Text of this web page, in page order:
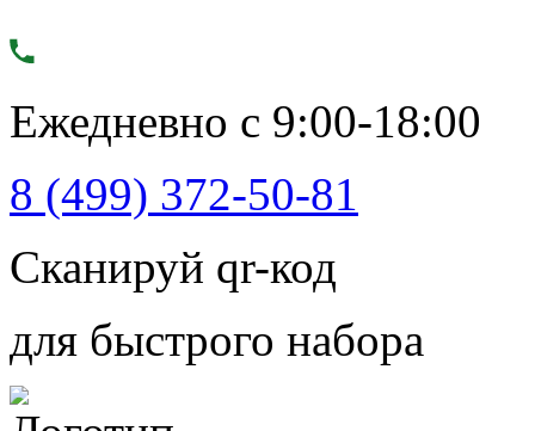
Ежедневно с 9:00-18:00
8 (499) 372-50-81
Сканируй qr-код
для быстрого набора